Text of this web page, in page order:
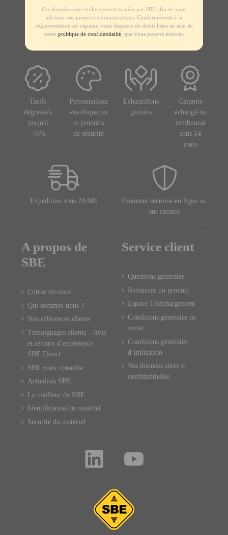
Ces données sont exclusivement traitées par SBE afin de vous
adresser nos propres communications. Conformément à la
règlementation en vigueur, vous disposez de droits listés au sein de
notre politique de confidentialité, que vous pouvez exercer.
Tarifs
dégressifs
jusqu'à
-70%
Personnalisez
vos étiquettes
et produits
de sécurité
Echantillons
gratuits
Garantie
échangé ou
remboursé
sous 14
jours
Expédition sous 24/48h
Paiement sécurisé en ligne ou
sur facture
A propos de
SBE
Contactez-nous
Qui sommes-nous ?
Nos références clients
Témoignages clients – Avis
et retours d’expérience
SBE Direct
SBE vous conseille
Actualités SBE
Le meilleur de SBE
Identification du matériel
Sécurité du matériel
Service client
Questions générales
Retourner un produit
Espace Téléchargement
Conditions générales de
vente
Conditions générales
d’utilisation
Vos données sûres et
confidentielles